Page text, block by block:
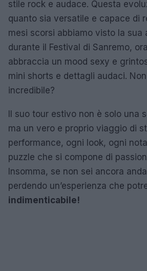
stile rock e audace. Questa
quanto sia versatile e capace di
mesi scorsi abbiamo visto la sua
durante il Festival di Sanremo,
abbraccia un mood sexy e
mini shorts e dettagli audaci.
incredibile?
Il suo tour estivo non è solo una
ma un vero e proprio viaggio di
performance, ogni look, ogni
puzzle che si compone di
Insomma, se non sei ancora
perdendo un’esperienza che
indimenticabile!